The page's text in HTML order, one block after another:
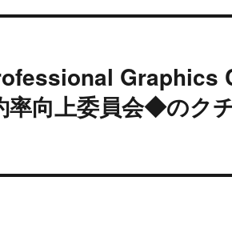
Graphics
向上委員会◆のク